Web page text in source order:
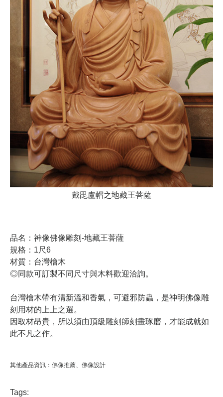
戴毘盧帽之地藏王菩薩
品名：神像佛像雕刻-地藏王菩薩
規格：1尺6
材質：台灣檜木
◎同款可訂製不同尺寸與木料歡迎洽詢。
台灣檜木帶有清新溫和香氣，可避邪防蟲，是神明佛像雕
刻用材的上上之選。
因取材昂貴，所以須由頂級雕刻師刻畫琢磨，才能成就如
此不凡之作。
其他產品資訊： 佛像推薦、 佛像設計
Tags: